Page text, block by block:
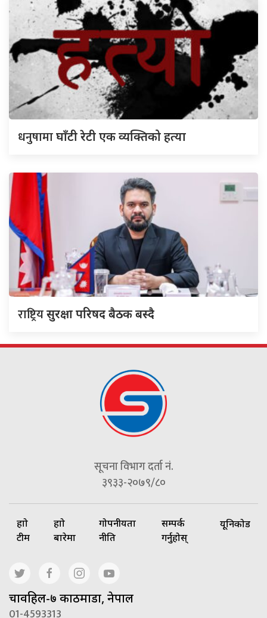
धनुषामाघाँटी रेटी एक व्यक्तिको हत्या
राष्ट्रियसुरक्षा परिषद बैठक बस्दै
सूचना विभाग दर्ता नं.
३९३३-२०७९/८०
हाम्रो
टीम
हाम्रो
बारेमा
गोपनीयता
नीति
सम्पर्क
गर्नुहोस्
यूनिकोड
चावहिल-७ काठमाडौं, नेपाल